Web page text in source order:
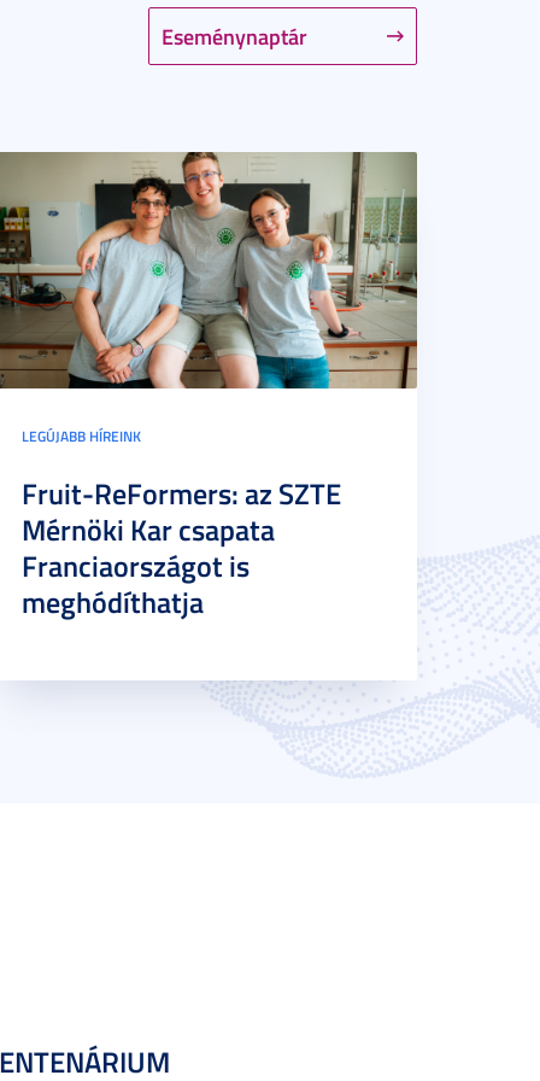
Eseménynaptár
LEGÚJABB HÍREINK
Fruit-ReFormers: az SZTE
Mérnöki Kar csapata
Franciaországot is
meghódíthatja